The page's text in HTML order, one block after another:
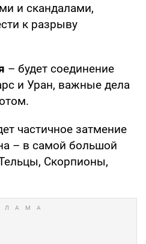
и скандалами,
к разрыву
– будет соединение
и Уран, важные дела
частичное затмение
– в самой большой
Скорпионы,